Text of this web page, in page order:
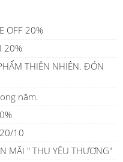
OFF 20%
20%
THIÊN NHIÊN. ĐÓN
năm.
10
MÃI " THU YÊU THƯƠNG"